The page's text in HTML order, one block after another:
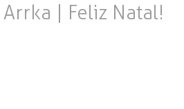
| Feliz Natal!